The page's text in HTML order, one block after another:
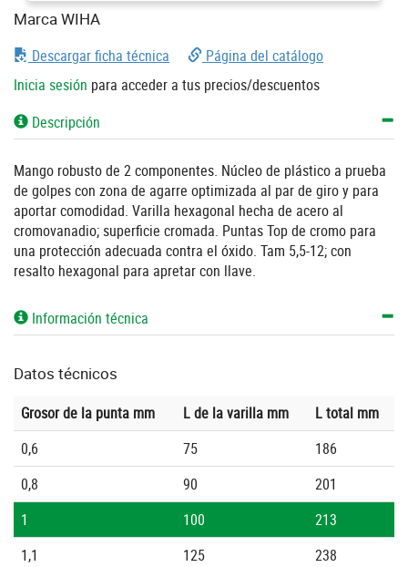
Marca WIHA
Descargar ficha técnica
Página del catálogo
Inicia sesión para acceder a tus precios/descuentos
Descripción
Mango robusto de 2 componentes. Núcleo de plástico a prueba
de golpes con zona de agarre optimizada al par de giro y para
aportar comodidad. Varilla hexagonal hecha de acero al
cromovanadio; superficie cromada. Puntas Top de cromo para
una protección adecuada contra el óxido. Tam 5,5-12; con
resalto hexagonal para apretar con llave.
Información técnica
Datos técnicos
Grosor de la punta mm L de la varilla mm
L total mm
0,6
75
186
0,8
90
201
1
100
213
1,1
125
238